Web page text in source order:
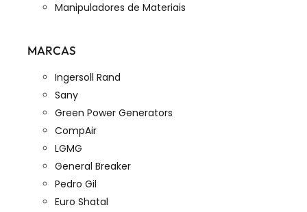
Manipuladores de Materiais
MARCAS
Ingersoll Rand
Sany
Green Power Generators
CompAir
LGMG
General Breaker
Pedro Gil
Euro Shatal